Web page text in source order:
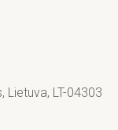
Lietuva, LT-04303